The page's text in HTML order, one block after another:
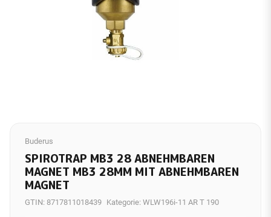
Buderus
SPIROTRAP MB3 28 ABNEHMBAREN
MAGNET MB3 28MM MIT ABNEHMBAREN
MAGNET
GTIN: 8717811018439 Kategorie: WLW196i-11 AR T 190